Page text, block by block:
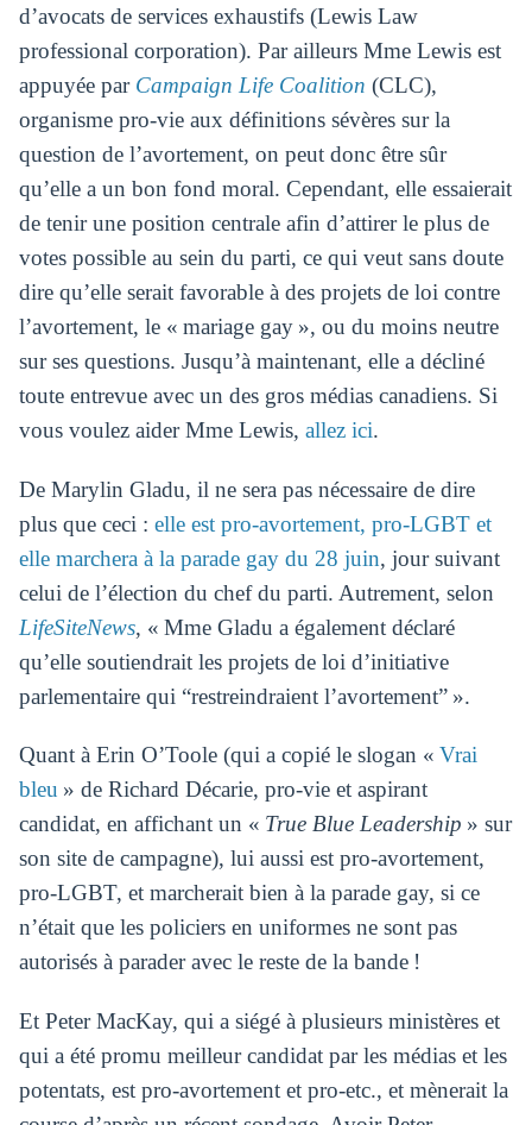
d’avocats de services exhaustifs (Lewis Law
professional corporation). Par ailleurs Mme Lewis est
appuyée par Campaign Life Coalition (CLC),
organisme pro-vie aux définitions sévères sur la
question de l’avortement, on peut donc être sûr
qu’elle a un bon fond moral. Cependant, elle essaierait
de tenir une position centrale afin d’attirer le plus de
votes possible au sein du parti, ce qui veut sans doute
dire qu’elle serait favorable à des projets de loi contre
l’avortement, le « mariage gay », ou du moins neutre
sur ses questions. Jusqu’à maintenant, elle a décliné
toute entrevue avec un des gros médias canadiens. Si
vous voulez aider Mme Lewis, allez ici.
De Marylin Gladu, il ne sera pas nécessaire de dire
plus que ceci : elle est pro-avortement, pro-LGBT et
elle marchera à la parade gay du 28 juin, jour suivant
celui de l’élection du chef du parti. Autrement, selon
LifeSiteNews, « Mme Gladu a également déclaré
qu’elle soutiendrait les projets de loi d’initiative
parlementaire qui “restreindraient l’avortement” ».
Quant à Erin O’Toole (qui a copié le slogan « Vrai
bleu » de Richard Décarie, pro-vie et aspirant
candidat, en affichant un « True Blue Leadership » sur
son site de campagne), lui aussi est pro-avortement,
pro-LGBT, et marcherait bien à la parade gay, si ce
n’était que les policiers en uniformes ne sont pas
autorisés à parader avec le reste de la bande !
Et Peter MacKay, qui a siégé à plusieurs ministères et
qui a été promu meilleur candidat par les médias et les
potentats, est pro-avortement et pro-etc., et mènerait la